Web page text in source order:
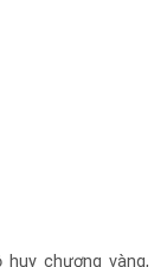
chương vàng,